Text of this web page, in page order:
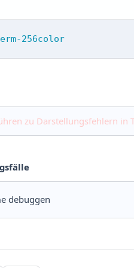
256color
zu Darstellungsfehlern in
debuggen